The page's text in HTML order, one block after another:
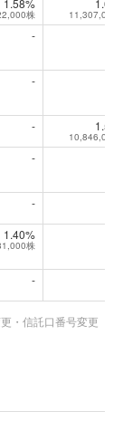
1.58%
株 11,307,000
-
-
-
10,846,000
-
-
1.40%
株
-
・信託口番号変更